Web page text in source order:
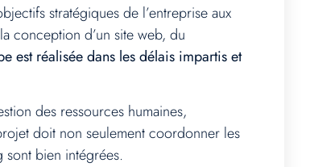
stratégiques de l’entreprise aux
conception d’un site web, du
est réalisée dans les délais impartis et
des ressources humaines,
doit non seulement coordonner les
sont bien intégrées.